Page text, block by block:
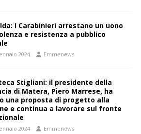
I Carabinieri arrestano un uono
e resistenza a pubblico
2024 Emmenews
Stigliani: il presidente della
di Matera, Piero Marrese, ha
una proposta di progetto alla
e continua a lavorare sul fronte
2024 Emmenews